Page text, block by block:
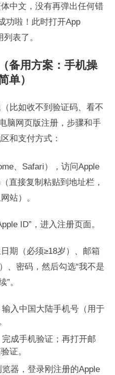
中文，没有再弹出任何错
功啦！此时打开App
表了。
备用方案：手机操
单）
比如收不到验证码、看不
脑网页版注册，步骤和手
和支付方式：
、Safari），访问Apple
直接复制粘贴到地址栏，
站）。
ID”，进入注册页面。
期（必须≥18岁）、邮箱
、密码，然后勾选“我不是
”。
入中国大陆手机号（用于
成手机验证；再打开邮
证。
器，登录刚注册的Apple